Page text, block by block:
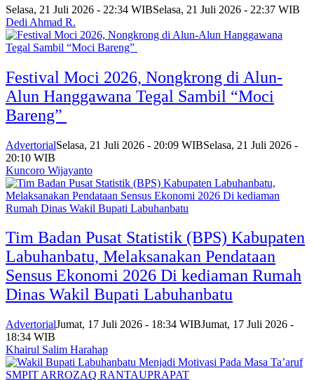
Selasa, 21 Juli 2026 - 22:34 WIBSelasa, 21 Juli 2026 - 22:37 WIB
Dedi Ahmad R.
Festival Moci 2026, Nongkrong di Alun-
Alun Hanggawana Tegal Sambil “Moci
Bareng”
AdvertorialSelasa, 21 Juli 2026 - 20:09 WIBSelasa, 21 Juli 2026 -
20:10 WIB
Kuncoro Wijayanto
Tim Badan Pusat Statistik (BPS) Kabupaten
Labuhanbatu, Melaksanakan Pendataan
Sensus Ekonomi 2026 Di kediaman Rumah
Dinas Wakil Bupati Labuhanbatu
AdvertorialJumat, 17 Juli 2026 - 18:34 WIBJumat, 17 Juli 2026 -
18:34 WIB
Khairul Salim Harahap